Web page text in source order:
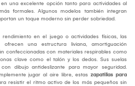
una excelente opción tanto para actividades al
formales. Algunos modelos también integran
un toque moderno sin perder sobriedad.
en el juego o actividades físicas, las
una estructura liviana, amortiguación
confeccionadas con materiales respirables como
clave como el talón y los dedos. Sus suelas
dibujo antideslizante para mayor seguridad.
jugar al aire libre, estas zapatillas para
resistir el ritmo activo de los más pequeños sin